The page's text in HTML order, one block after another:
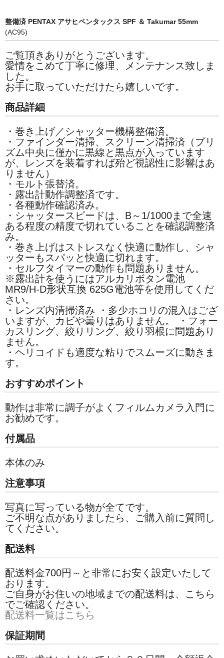
整備済 PENTAX アサヒペンタックス SPF ＆ Takumar 55mm
(AC95)
ご覧頂きありがとうございます。
愛情をこめて丁寧に修理、メンテナンス致しま
した。
お手に取っていただけたら嬉しいです。
商品詳細
・巻き上げ／シャッター機構整備済。
・ファインダー清掃、スクリーン清掃済 （プリ
ズム中央に僅かに黒線と黒点が入っています
が、レンズを装着すれば殆ど視認性に影響はあ
りません）
・モルト張替済。
・露出計動作調整済です。
・各種動作確認済み。
・シャッタースピードは、B～1/1000まで全速
ある程度の精度で切れていることを確認調整済
み。
・巻き上げはストレスなく快適に動作し、シャ
ッターもスパッと快適に切れます。
・セルフタイマーの動作も問題ありません。
※露出計を使うにはアルカリボタン電池
MR9/H-D形状互換 625G電池等を使用してくだ
さい。
・レンズ内清掃済み ・多少ホコリの混入はござ
いますが、カビや曇りはありません。 ・フォー
カスリング、絞りリング、絞り羽根に問題あり
ません。
・ヘリコイドも適度な粘りでスムーズに動きま
す。
おすすめポイント
動作は非常に調子がよくフィルムカメラ入門に
お勧めです。
付属品
本体のみ
注意事項
写真に写っている物が全てです。
ご不明な点がありましたら、ご購入前に質問し
てください。
配送料
配送料金700円～と非常にお安く設定いたして
おります。
ご自身がお住いの地域までの配送料は、こちら
でご確認ください。
配送料一覧はこちら
保証期間